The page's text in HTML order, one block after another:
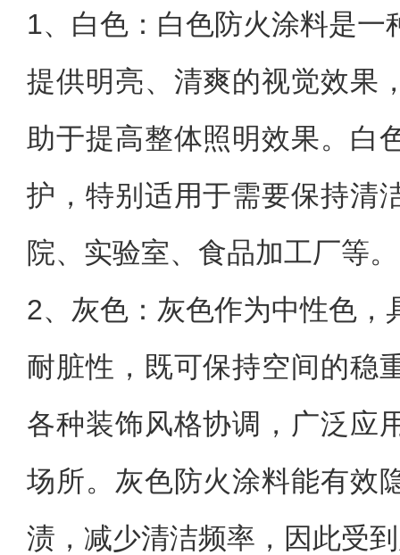
1、 白色：白色防火涂料是一
提供明亮、清爽的视觉效果
助于提高整体照明效果。白
护，特别适用于需要保持清
院、实验室、食品加工厂等。
2、 灰色：灰色作为中性色，
耐脏性，既可保持空间的稳
各种装饰风格协调，广泛应
场所。灰色防火涂料能有效
渍，减少清洁频率，因此受